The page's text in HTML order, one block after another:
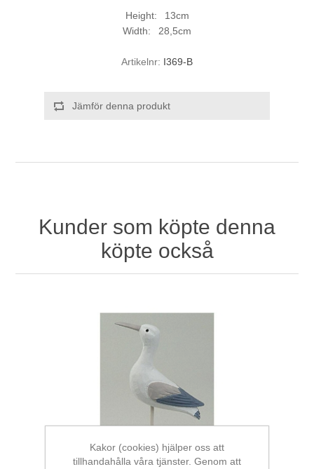
Height: 13cm
Width: 28,5cm
Artikelnr: I369-B
Jämför denna produkt
Kunder som köpte denna
köpte också
Kakor (cookies) hjälper oss att
tillhandahålla våra tjänster. Genom att